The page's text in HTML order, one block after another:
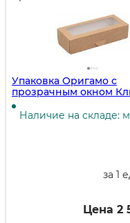
Упаковка Оригамо с
прозрачным окном
170х70х40 мм на 500
быстросборная, 250
Наличие на складе:
за 1
Цена 2